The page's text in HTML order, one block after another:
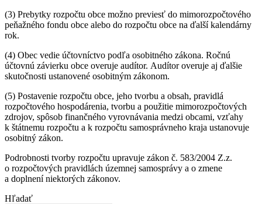
(3) Prebytky rozpočtu obce možno previesť do mimorozpočtového
peňažného fondu obce alebo do rozpočtu obce na ďalší kalendárny
rok.
(4) Obec vedie účtovníctvo podľa osobitného zákona. Ročnú
účtovnú závierku obce overuje audítor. Audítor overuje aj ďalšie
skutočnosti ustanovené osobitným zákonom.
(5) Postavenie rozpočtu obce, jeho tvorbu a obsah, pravidlá
rozpočtového hospodárenia, tvorbu a použitie mimorozpočtových
zdrojov, spôsob finančného vyrovnávania medzi obcami, vzťahy
k štátnemu rozpočtu a k rozpočtu samosprávneho kraja ustanovuje
osobitný zákon.
Podrobnosti tvorby rozpočtu upravuje zákon č. 583/2004 Z.z.
o rozpočtových pravidlách územnej samosprávy a o zmene
a doplnení niektorých zákonov.
Hľadať